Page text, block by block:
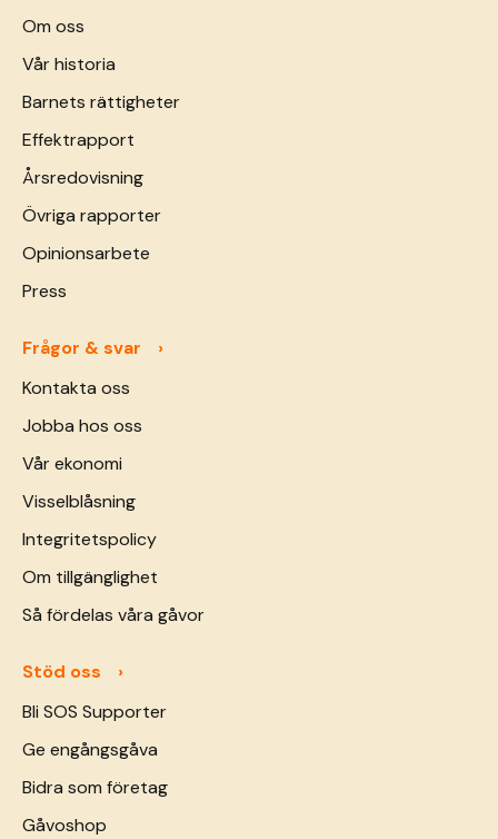
Om oss
Vår historia
Barnets rättigheter
Effektrapport
Årsredovisning
Övriga rapporter
Opinionsarbete
Press
Frågor & svar
Kontakta oss
Jobba hos oss
Vår ekonomi
Visselblåsning
Integritetspolicy
Om tillgänglighet
Så fördelas våra gåvor
Stöd oss
Bli SOS Supporter
Ge engångsgåva
Bidra som företag
Gåvoshop